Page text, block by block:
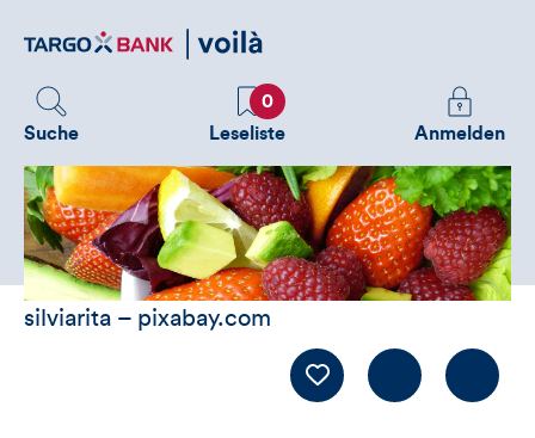
zum
Suche
Favoriten
0
Leseliste
Melden
Sie
an
um
zusätzliche
zu
Anmelden
silviarita – pixabay.com
Like Kommentieren